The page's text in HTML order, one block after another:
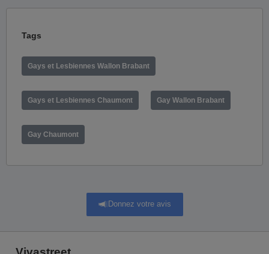
Tags
Gays et Lesbiennes Wallon Brabant
Gays et Lesbiennes Chaumont Gay Wallon Brabant
Gay Chaumont
Donnez votre avis